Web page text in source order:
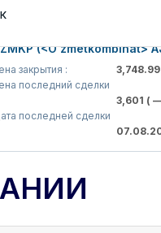
(<O'zmetkombinat> AJ)
:
3,748.99
последний сделки
3,601( —
последней сделки
07.08.2026